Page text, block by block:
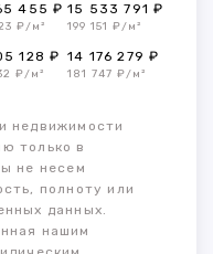
455 ₽
₽/м²
15 533 791 ₽
199 151 ₽/м²
128 ₽
₽/м²
14 176 279 ₽
181 747 ₽/м²
недвижимости
только в
не несем
полноту или
данных.
нашим